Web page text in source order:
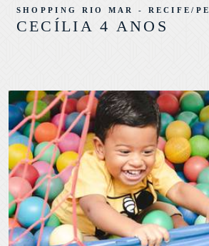
CECÍLIA 4 ANOS
SHOPPING RIO MAR - RECIFE/PE